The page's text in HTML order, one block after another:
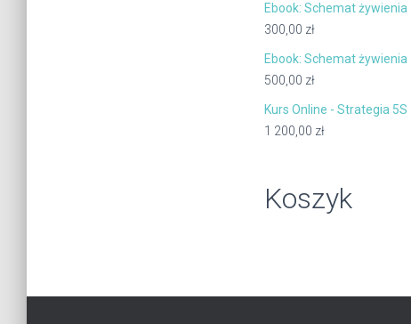
Ebook: Schemat żywienia
300,00 zł
Ebook: Schemat żywienia
500,00 zł
Kurs Online - Strategia
1 200,00 zł
Koszyk